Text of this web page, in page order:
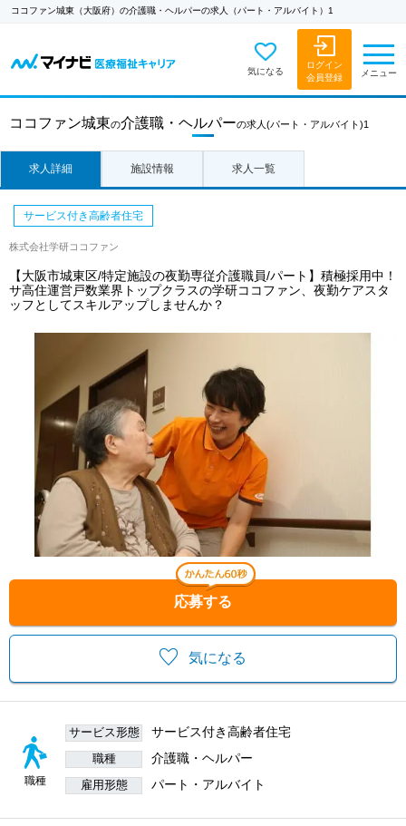
ココファン城東（大阪府）の介護職・ヘルパーの求人（パート・アルバイト）1
気になる
ログイン
会員登録
メニュー
ココファン城東の介護職・ヘルパーの求人 (パート・アルバイト)1
求人詳細 施設情報 求人一覧
気になる
応募する
サービス付き高齢者住宅
株式会社学研ココファン
【大阪市城東区/特定施設の夜勤専従介護職員/パート】積極採用中！
サ高住運営戸数業界トップクラスの学研ココファン、夜勤ケアスタ
ッフとしてスキルアップしませんか？
職種
サービス形態 サービス付き高齢者住宅
職種 介護職・ヘルパー
雇用形態 パート・アルバイト